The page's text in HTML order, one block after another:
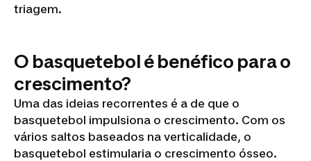
triagem.
O basquetebol é benéfico para o
crescimento?
Uma das ideias recorrentes é a de que o
basquetebol impulsiona o crescimento. Com os
vários saltos baseados na verticalidade, o
basquetebol estimularia o crescimento ósseo.